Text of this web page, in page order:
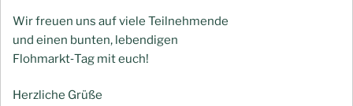
Wir freuen uns auf viele Teilnehmende
und einen bunten, lebendigen
Flohmarkt‑Tag mit euch!
Herzliche Grüße